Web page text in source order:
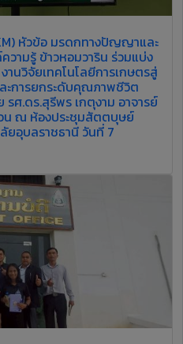
หัวข้อ มรดกทางปัญญาและ
ามรู้ ข้าวหอมวาริน ร่วมแบ่ง
นวิจัยเทคโนโลยีการเกษตรสู่
ะการยกระดับคุณภาพชีวิต
ศ.ดร.สุรีพร เกตุงาม อาจารย์
น ณ ห้องประชุมสัตตบุษย์
ยอุบลราชธานี วันที่ 7